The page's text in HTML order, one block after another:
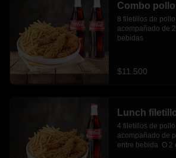
Combo
8 filetillos de
acompañado de
bebidas
$11.500
Lunch
4 filetillos de
acompañado de
entre bebida  O 2